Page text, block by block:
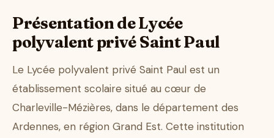
Présentation de Lycée
polyvalent privé Saint Paul
Le Lycée polyvalent privé Saint Paul est un
établissement scolaire situé au cœur de
Charleville-Mézières, dans le département des
Ardennes, en région Grand Est. Cette institution